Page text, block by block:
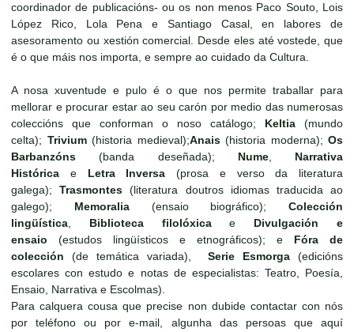
coordinador de publicacións- ou os non menos Paco Souto, Lois
López Rico, Lola Pena e Santiago Casal, en labores de
asesoramento ou xestión comercial. Desde eles até vostede, que
é o que máis nos importa, e sempre ao cuidado da Cultura.
A nosa xuventude e pulo é o que nos permite traballar para
mellorar e procurar estar ao seu carón por medio das numerosas
coleccións que conforman o noso catálogo; Keltia (mundo
celta); Trivium(historia medieval);Anais (historia moderna); Os
Barbanzóns (banda deseñada); Nume, Narrativa
Histórica e Letra Inversa (prosa e verso da literatura
galega);Trasmontes (literatura doutros idiomas traducida ao
galego); Memoralia(ensaio biográfico); Colección
lingüística, Biblioteca filolóxicae Divulgación e
ensaio (estudos lingüísticos e etnográficos); e Fóra de
colección (de temática variada), Serie Esmorga(edicións
escolares con estudo e notas de especialistas: Teatro, Poesía,
Ensaio, Narrativa e Escolmas).
Para calquera cousa que precise non dubide contactar con nós
por teléfono ou por e-mail, algunha das persoas que aquí